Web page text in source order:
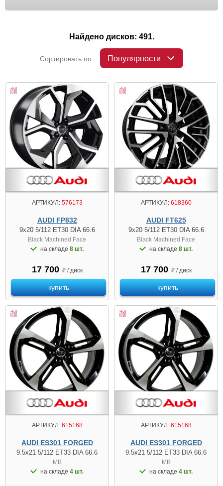
Найдено дисков: 491.
Сортировать по: Популярности
АРТИКУЛ:576173
AUDI FP832
9x20 5/112 ET30 DIA 66.6
Black Machined Face
на складе 8 шт.
17 700 ₽ / диск
купить
АРТИКУЛ:618360
AUDI FT625
9x20 5/112 ET30 DIA 66.6
Black Machined Face
на складе 8 шт.
17 700 ₽ / диск
купить
АРТИКУЛ:615168
AUDI ES301 FORGED
9.5x21 5/112 ET33 DIA 66.6
MB
на складе 4 шт.
АРТИКУЛ:615168
AUDI ES301 FORGED
9.5x21 5/112 ET33 DIA 66.6
MB
на складе 4 шт.